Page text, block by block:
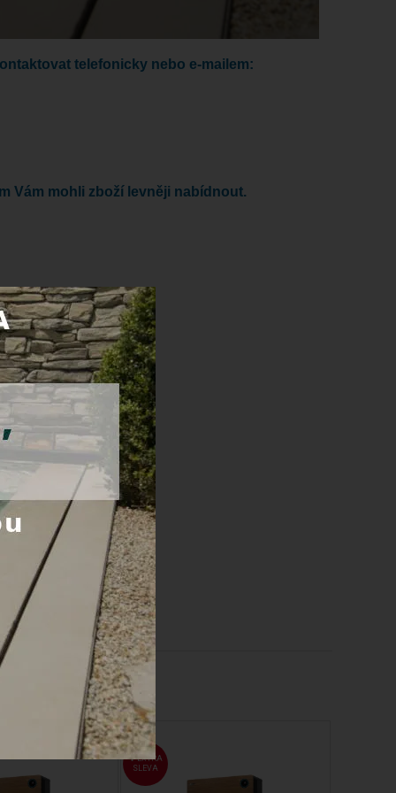
telefonicky nebo e-mailem:
Vám mohli zboží levněji nabídnout.
EXTRA
SLEVA